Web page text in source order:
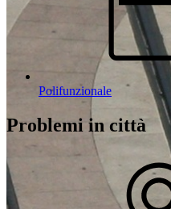
Polifunzionale
Problemi in città